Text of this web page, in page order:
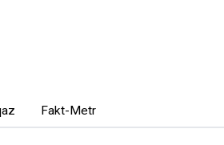
Fakt-Metr